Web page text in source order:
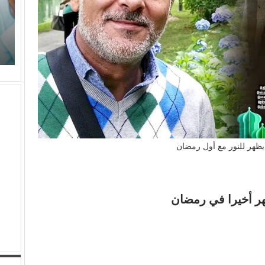
للنور مع أول رمضان
أخيرا في رمضان
برتقان (الأبنودي) وفراولة مصطفى حدوتة!